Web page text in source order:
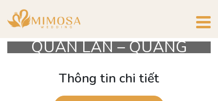
PASSION LOVE II (ĐẢO
QUAN LẠN – QUẢNG
NINH)
Thông tin chi tiết